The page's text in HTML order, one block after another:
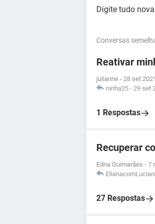
Digite tudo
Conversas
Reativar
julianne - 28 set
ninha25 - 29 set
1 Respostas
Recuperar
Edna Guimarães - 7
27 Respostas